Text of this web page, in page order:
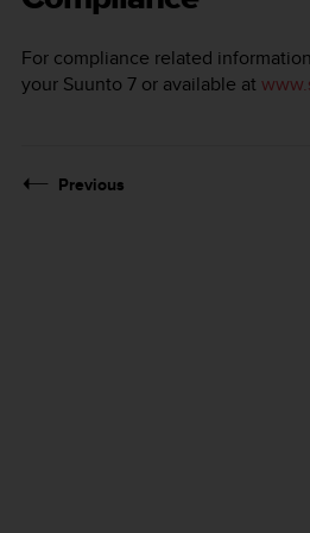
For compliance related
your Suunto 7 or available at
Previous